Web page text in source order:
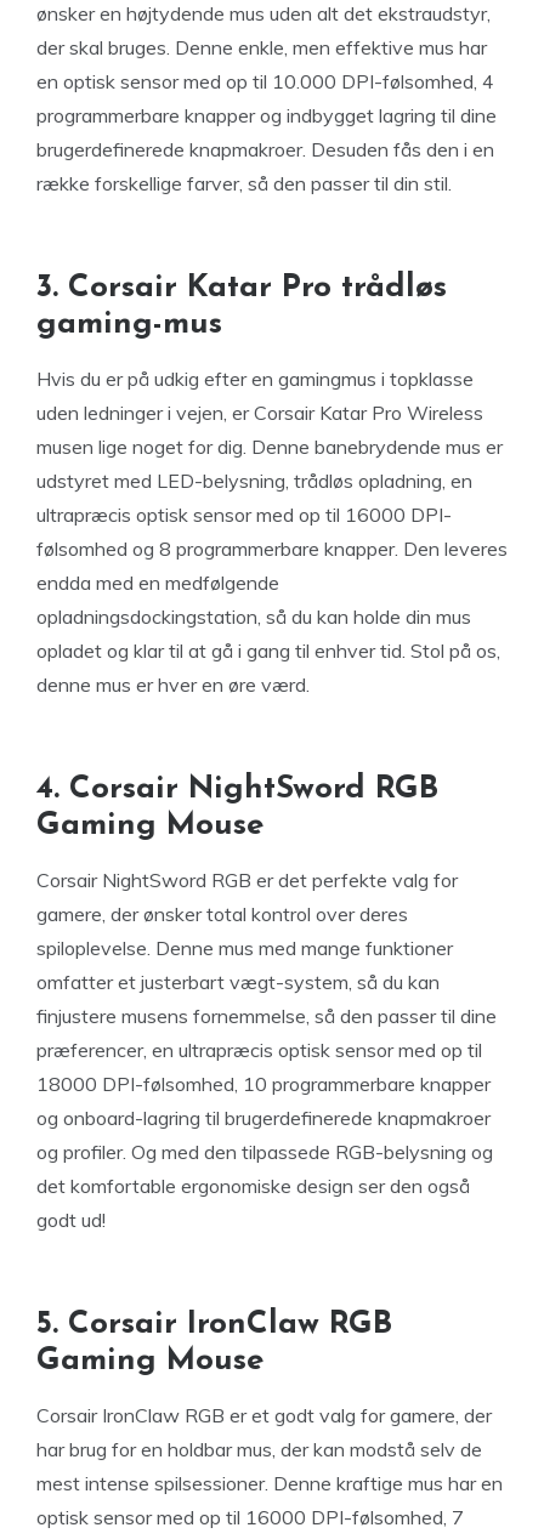
ønsker en højtydende mus uden alt det ekstraudstyr,
der skal bruges. Denne enkle, men effektive mus har
en optisk sensor med op til 10.000 DPI-følsomhed, 4
programmerbare knapper og indbygget lagring til dine
brugerdefinerede knapmakroer. Desuden fås den i en
række forskellige farver, så den passer til din stil.
3. Corsair Katar Pro trådløs
gaming-mus
Hvis du er på udkig efter en gamingmus i topklasse
uden ledninger i vejen, er Corsair Katar Pro Wireless
musen lige noget for dig. Denne banebrydende mus er
udstyret med LED-belysning, trådløs opladning, en
ultrapræcis optisk sensor med op til 16000 DPI-
følsomhed og 8 programmerbare knapper. Den leveres
endda med en medfølgende
opladningsdockingstation, så du kan holde din mus
opladet og klar til at gå i gang til enhver tid. Stol på os,
denne mus er hver en øre værd.
4. Corsair NightSword RGB
Gaming Mouse
Corsair NightSword RGB er det perfekte valg for
gamere, der ønsker total kontrol over deres
spiloplevelse. Denne mus med mange funktioner
omfatter et justerbart vægt-system, så du kan
finjustere musens fornemmelse, så den passer til dine
præferencer, en ultrapræcis optisk sensor med op til
18000 DPI-følsomhed, 10 programmerbare knapper
og onboard-lagring til brugerdefinerede knapmakroer
og profiler. Og med den tilpassede RGB-belysning og
det komfortable ergonomiske design ser den også
godt ud!
5. Corsair IronClaw RGB
Gaming Mouse
Corsair IronClaw RGB er et godt valg for gamere, der
har brug for en holdbar mus, der kan modstå selv de
mest intense spilsessioner. Denne kraftige mus har en
optisk sensor med op til 16000 DPI-følsomhed, 7